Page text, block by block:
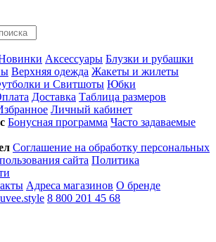
Аксессуары Блузки и рубашки
Верхняя одежда Жакеты и жилеты
и Свитшоты Юбки
Доставка Таблица размеров
Личный кабинет
Бонусная программа Часто задаваемые
Соглашение на обработку персональных
сайта Политика
Адреса магазинов О бренде
8 800 201 45 68